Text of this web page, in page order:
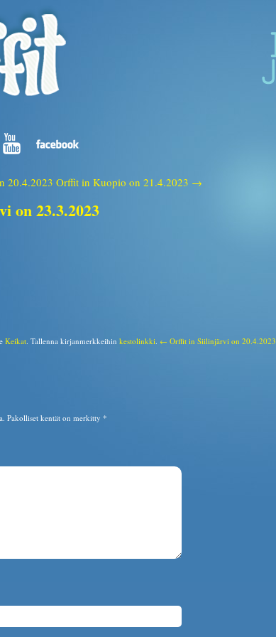
20.4.2023 Orffit in Kuopio on 21.4.2023 →
on 23.3.2023
Keikat. Tallenna kirjanmerkkeihin kestolinkki. ← Orffit in Siilinjärvi on 20.4.2023
Pakolliset kentät on merkitty *